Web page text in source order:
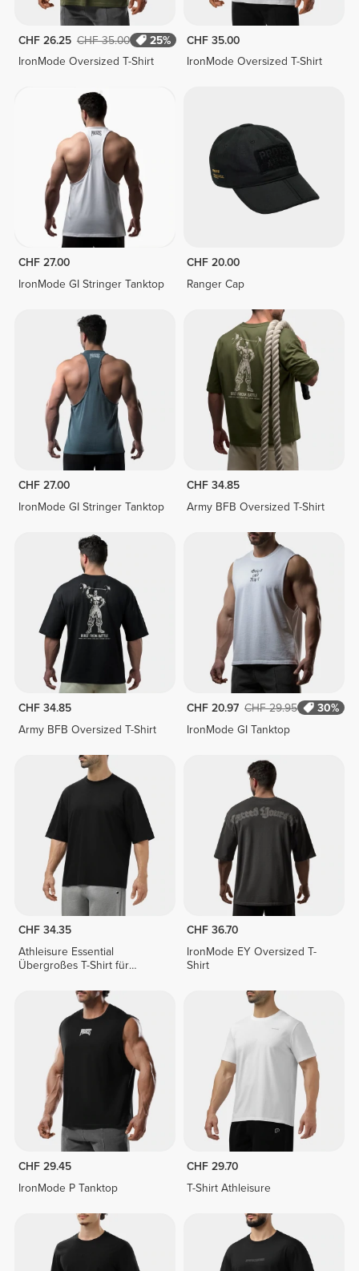
CHF 26.25 CHF 35.00
25%
IronMode Oversized T-Shirt
CHF 35.00
IronMode Oversized T-Shirt
CHF 27.00
IronMode GI Stringer Tanktop
CHF 20.00
Ranger Cap
CHF 27.00
IronMode GI Stringer Tanktop
CHF 34.85
Army BFB Oversized T-Shirt
CHF 34.85
Army BFB Oversized T-Shirt
CHF 20.97 CHF 29.95
30%
IronMode GI Tanktop
CHF 34.35
Athleisure Essential
Übergroßes T-Shirt für
CHF 36.70
IronMode EY Oversized T-
Shirt
CHF 29.45
IronMode P Tanktop
CHF 29.70
T-Shirt Athleisure